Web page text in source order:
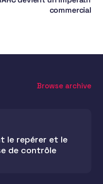
commercial
Browse archive
le repérer et le
de contrôle